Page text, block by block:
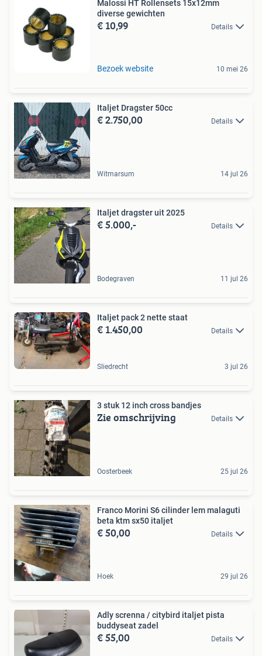
Malossi HT Rollensets 15x12mm
diverse gewichten
€ 10,99 Details
Bezoek website 10 mei 26
Italjet Dragster 50cc
€ 2.750,00 Details
Witmarsum 14 jul 26
Italjet dragster uit 2025
€ 5.000,- Details
Bodegraven 11 jul 26
Italjet pack 2 nette staat
€ 1.450,00 Details
Sliedrecht 3 jul 26
3 stuk 12 inch cross bandjes
Zie omschrijving Details
Oosterbeek 25 jul 26
Franco Morini S6 cilinder lem malaguti
beta ktm sx50 italjet
€ 50,00 Details
Hoek 29 jul 26
Adly screnna / citybird italjet pista
buddyseat zadel
€ 55,00 Details